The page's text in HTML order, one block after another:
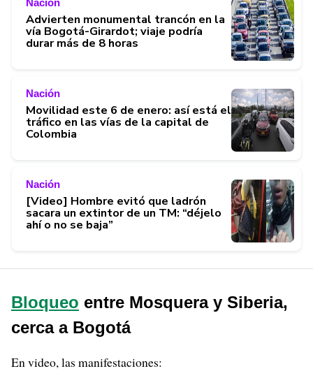
Advierten monumental trancón en la
vía Bogotá-Girardot; viaje podría
durar más de 8 horas
Nación
Movilidad este 6 de enero: así está el
tráfico en las vías de la capital de
Colombia
Nación
[Video] Hombre evitó que ladrón
sacara un extintor de un TM: “déjelo
ahí o no se baja”
Bloqueo entre Mosquera y Siberia,
cerca a Bogotá
En video, las manifestaciones: